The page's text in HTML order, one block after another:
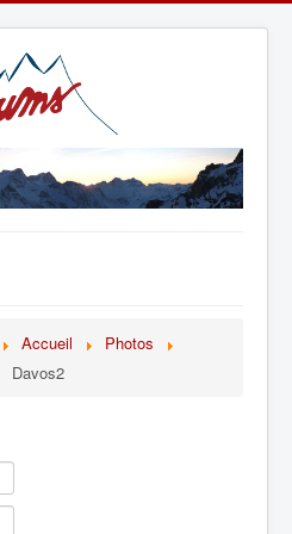
Accueil
Photos
Davos2